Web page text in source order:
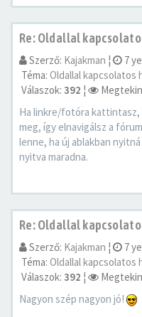
Re: Oldallal
Szerző: Kajakman ¦ 7
Téma: Oldallal
Válaszok: 392 ¦
Ha linkre/fotóra kattintasz,
meg, így elnavigálsz a
lenne, ha új ablakban
nyitva maradna.
Re: Oldallal
Szerző: Kajakman ¦ 7
Téma: Oldallal
Válaszok: 392 ¦
Nagyon szép nagyon jó!